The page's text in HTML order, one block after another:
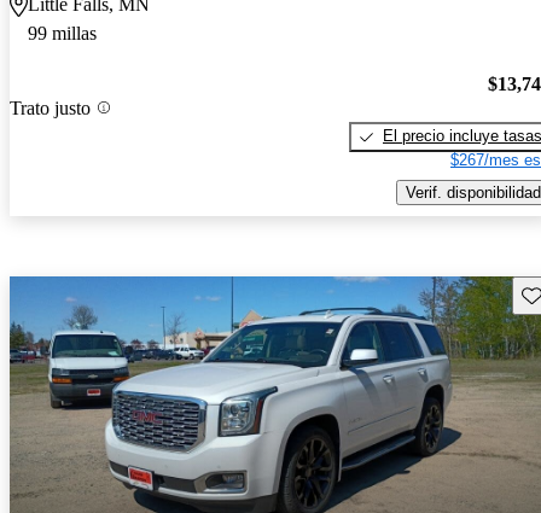
99 millas
Trato justo
El precio incluye tasas
$267/mes
Verif. disponibilidad